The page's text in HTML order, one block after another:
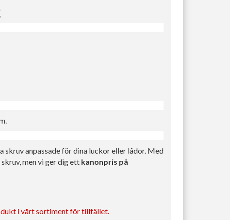
skruv anpassade för dina luckor eller lådor. Med
men vi ger dig ett kanonpris på
i vårt sortiment för tillfället.